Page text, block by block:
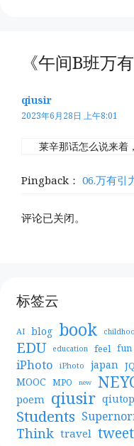
《午间B班万
qiusir
2023年6月28日 上午8:01
莱辛那话怎么说来着
Pingback： 06.万有引
评论已关闭。
标签云
AI blog book
EDU education feel fun
iPhoto iPhoto japan
MOOC MPO new
poem qiusir
Students
Think travel